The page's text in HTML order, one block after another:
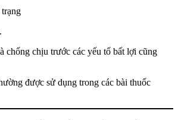
chống chịu trước các yếu tố bất lợi cũng
được sử dụng trong các bài thuốc